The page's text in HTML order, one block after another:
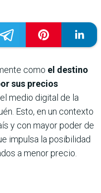
como el destino
sus precios
medio digital de la
Esto, en un contexto
y con mayor poder de
impulsa la posibilidad
a menor precio.